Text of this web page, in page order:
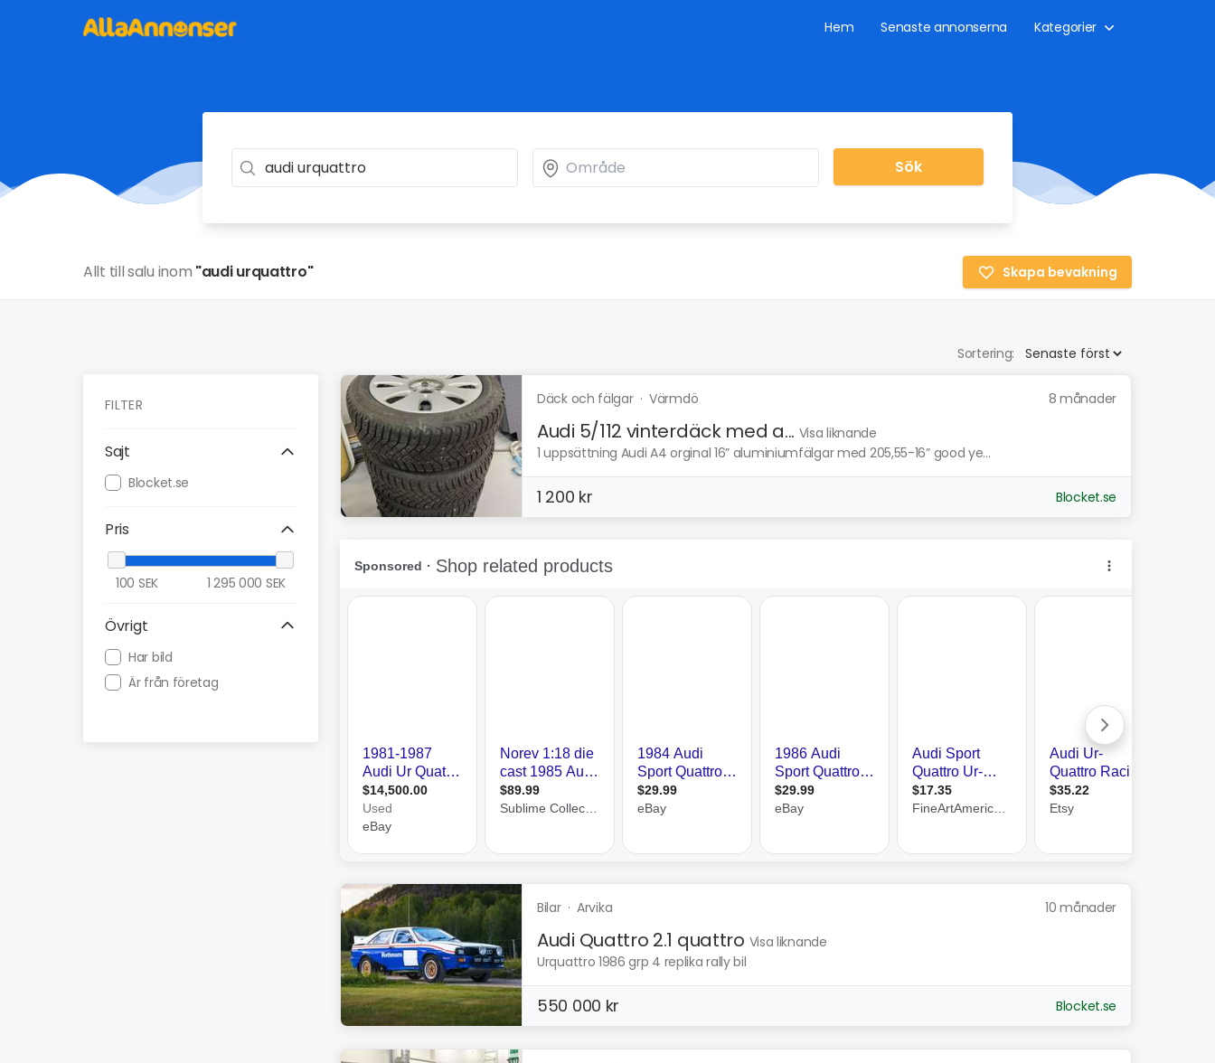
Hem Senaste annonserna Kategorier
Sök
Allt till salu inom "audi urquattro" Skapa bevakning
Sortering:
FILTER
Sajt
Blocket.se
Pris
100 SEK 1 295 000 SEK
Övrigt
Har bild
Är från företag
Däck och fälgar· Värmdö 8 månader
Audi 5/112 vinterdäck med a... Visa liknande
1 uppsättning Audi A4 orginal 16” aluminiumfälgar med 205,55-16” good ye...
1 200 kr Blocket.se
Bilar· Arvika 10 månader
Audi Quattro 2.1 quattro Visa liknande
Urquattro 1986 grp 4 replika rally bil
550 000 kr Blocket.se